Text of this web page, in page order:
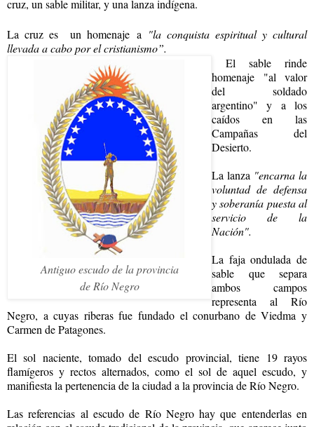
cruz, un sable militar, y una lanza indígena.
La cruz es un homenaje a "la conquista espiritual y cultural
llevada a cabo por el cristianismo”.
Antiguo escudo de la provincia
de Río Negro
El sable rinde
homenaje "al valor
del soldado
argentino" y a los
caídos en las
Campañas del
Desierto.
La lanza "encarna la
voluntad de defensa
y soberanía puesta al
servicio de la
Nación".
La faja ondulada de
sable que separa
ambos campos
representa al Río
Negro, a cuyas riberas fue fundado el conurbano de Viedma y
Carmen de Patagones.
El sol naciente, tomado del escudo provincial, tiene 19 rayos
flamígeros y rectos alternados, como el sol de aquel escudo, y
manifiesta la pertenencia de la ciudad a la provincia de Río Negro.
Las referencias al escudo de Río Negro hay que entenderlas en